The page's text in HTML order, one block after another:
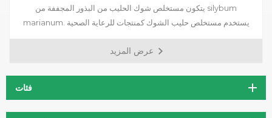
يتكون مستخلص شوك الحليب من البذور المجففة من silybum
marianum. يستخدم مستخلص حليب الشوك كمنتجات للرعاية الصحية
بشكل أساسي لحماية الكبد. حليب الشوك هو عشب فريد يحتوي على
مركب طبيعي يسمى سيليمارين. سيليمارين يغذي الكبد مثل أي مغذيات
عرض المزيد
فئات